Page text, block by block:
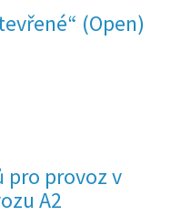
(Open)
provoz v
A2